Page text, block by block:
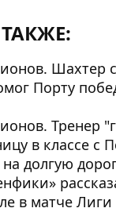
Шахтер
Порту
Тренер
в классе с
долгую
в матче